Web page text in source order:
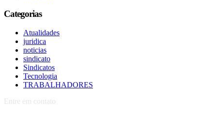
Categorias
Atualidades
juridica
noticias
sindicato
Sindicatos
Tecnologia
TRABALHADORES
Entre em contato